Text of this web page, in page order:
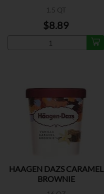
1.5 QT
$8.89
HAAGEN DAZS CARAMEL
BROWNIE